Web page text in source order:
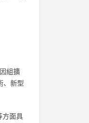
組擴
、新型
方面具